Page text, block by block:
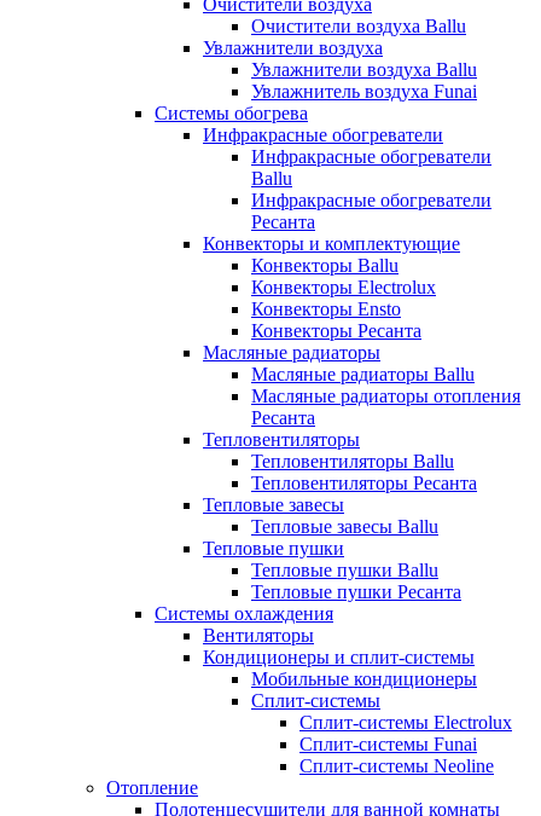
Очистители воздуха
Очистители воздуха Ballu
Увлажнители воздуха
Увлажнители воздуха Ballu
Увлажнитель воздуха Funai
Системы обогрева
Инфракрасные обогреватели
Инфракрасные обогреватели
Ballu
Инфракрасные обогреватели
Ресанта
Конвекторы и комплектующие
Конвекторы Ballu
Конвекторы Electrolux
Конвекторы Ensto
Конвекторы Ресанта
Масляные радиаторы
Масляные радиаторы Ballu
Масляные радиаторы отопления
Ресанта
Тепловентиляторы
Тепловентиляторы Ballu
Тепловентиляторы Ресанта
Тепловые завесы
Тепловые завесы Ballu
Тепловые пушки
Тепловые пушки Ballu
Тепловые пушки Ресанта
Системы охлаждения
Вентиляторы
Кондиционеры и сплит-системы
Мобильные кондиционеры
Сплит-системы
Сплит-системы Electrolux
Сплит-системы Funai
Сплит-системы Neoline
Отопление
Полотенцесушители для ванной комнаты